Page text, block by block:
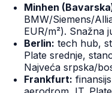
Minhen
BMW/Siemens/
EUR/m²). Snažna
Berlin: tech hub,
Plate srednje,
Najveća srpska/
Frankfurt: